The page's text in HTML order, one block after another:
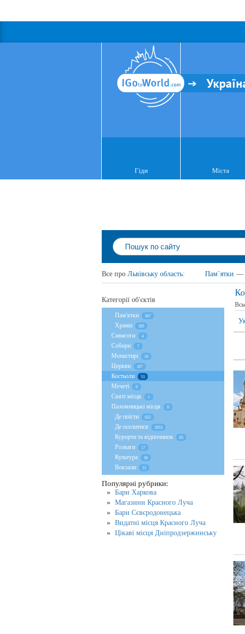
Гіди Міста
Все про Львівську область: Пам`ятки —
Категорії об'єктів
Пам'ятки 367
Храми 185
Cинагоги 4
Собори 7
Монастирі 16
Церкви 107
Костьоли 53
Мечеті 0
Святі місця 1
Паломницькі місця 0
Де поїсти 632
Де оселитися 2653
Курорти та відпочинок 65
Розваги 17
Культура 36
Вокзали 21
Популярні рубрики:
Бари Харкова
Магазини Красного Луча
Бари Сєвєродонецька
Видатні місця Красного Луча
Цікаві місця Дніпродзержинську